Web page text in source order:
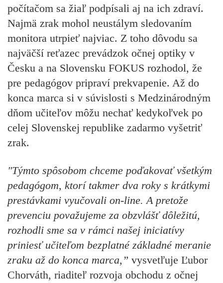
počítačom sa žiaľ podpísali aj na ich zdraví.
Najmä zrak mohol neustálym sledovaním
monitora utrpieť najviac. Z toho dôvodu sa
najväčší reťazec prevádzok očnej optiky v
Česku a na Slovensku FOKUS rozhodol, že
pre pedagógov pripraví prekvapenie. Až do
konca marca si v súvislosti s Medzinárodným
dňom učiteľov môžu nechať kedykoľvek po
celej Slovenskej republike zadarmo vyšetriť
zrak.
"Týmto spôsobom chceme poďakovať všetkým
pedagógom, ktorí takmer dva roky s krátkymi
prestávkami vyučovali on-line. A pretože
prevenciu považujeme za obzvlášť dôležitú,
rozhodli sme sa v rámci našej iniciatívy
priniesť učiteľom bezplatné základné meranie
zraku až do konca marca,” vysvetľuje Ľubor
Chorváth, riaditeľ rozvoja obchodu z očnej